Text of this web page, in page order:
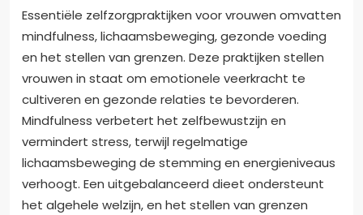
Essentiële zelfzorgpraktijken voor vrouwen omvatten
mindfulness, lichaamsbeweging, gezonde voeding
en het stellen van grenzen. Deze praktijken stellen
vrouwen in staat om emotionele veerkracht te
cultiveren en gezonde relaties te bevorderen.
Mindfulness verbetert het zelfbewustzijn en
vermindert stress, terwijl regelmatige
lichaamsbeweging de stemming en energieniveaus
verhoogt. Een uitgebalanceerd dieet ondersteunt
het algehele welzijn, en het stellen van grenzen